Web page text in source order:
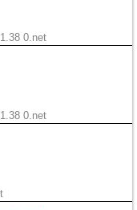
0.net
0.net